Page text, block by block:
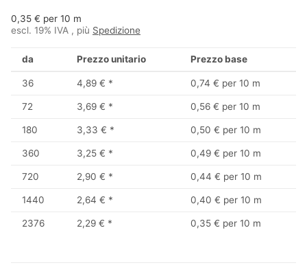
0,35 € per 10 m
escl. 19% IVA , più Spedizione
da Prezzo unitario Prezzo base
36 4,89 € * 0,74 € per 10 m
72 3,69 € * 0,56 € per 10 m
180 3,33 € * 0,50 € per 10 m
360 3,25 € * 0,49 € per 10 m
720 2,90 € * 0,44 € per 10 m
1440 2,64 € * 0,40 € per 10 m
2376 2,29 € * 0,35 € per 10 m